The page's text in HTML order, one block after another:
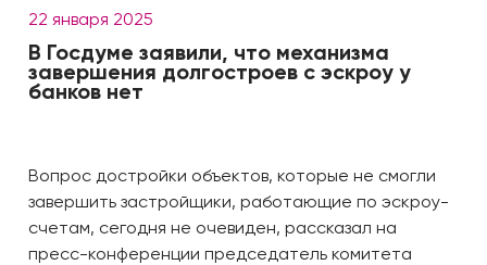
22 января 2025
В Госдуме заявили, что механизма
завершения долгостроев с эскроу у
банков нет
Вопрос достройки объектов, которые не смогли
завершить застройщики, работающие по эскроу-
счетам, сегодня не очевиден, рассказал на
пресс-конференции председатель комитета